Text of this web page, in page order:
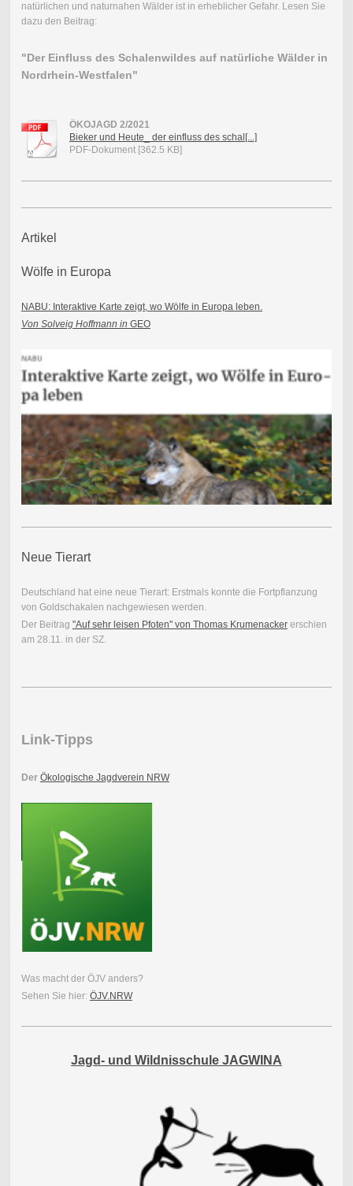
natürlichen und naturnahen Wälder ist in erheblicher Gefahr. Lesen Sie
dazu den Beitrag:
"Der Einfluss des Schalenwildes auf natürliche Wälder in
Nordrhein-Westfalen"
ÖKOJAGD 2/2021
Bieker und Heute_ der einfluss des schal[...]
PDF-Dokument [362.5 KB]
Artikel
Wölfe in Europa
NABU: Interaktive Karte zeigt, wo Wölfe in Europa leben.
Von Solveig Hoffmann in GEO
Neue Tierart
Deutschland hat eine neue Tierart: Erstmals konnte die Fortpflanzung
von Goldschakalen nachgewiesen werden.
Der Beitrag "Auf sehr leisen Pfoten" von Thomas Krumenackererschien
am 28.11. in der SZ.
Link-Tipps
Der Ökologische Jagdverein NRW
Was macht der ÖJV anders?
Sehen Sie hier: ÖJV.NRW
Jagd- und Wildnisschule JAGWINA